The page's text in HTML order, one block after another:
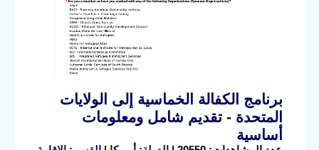
برنامج الكفالة الخماسية إلى الولايات
المتحدة - تقديم شامل ومعلومات
أساسية